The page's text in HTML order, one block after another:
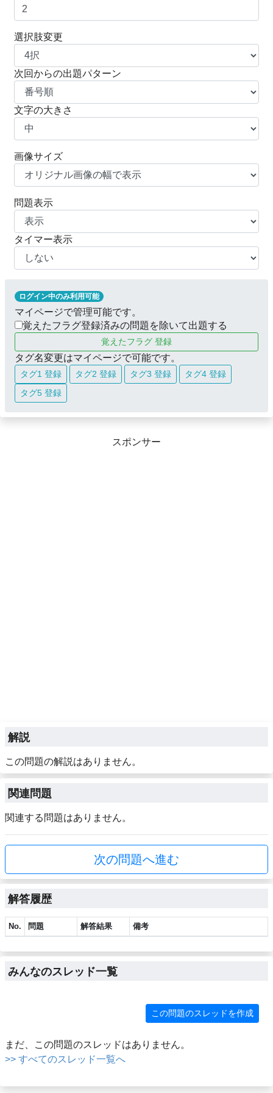
選択肢変更
次回からの出題パターン
文字の大きさ
画像サイズ
問題表示
タイマー表示
ログイン中のみ利用可能
マイページで管理可能です。
覚えたフラグ登録済みの問題を除いて出題する
覚えたフラグ 登録
タグ名変更はマイページで可能です。
タグ1 登録 タグ2 登録 タグ3 登録
タグ4 登録
タグ5 登録
スポンサー
解説
この問題の解説はありません。
関連問題
関連する問題はありません。
次の問題へ進む
解答履歴
No. 問題 解答結果 備考
みんなのスレッド一覧
この問題のスレッドを作成
まだ、この問題のスレッドはありません。
>> すべてのスレッド一覧へ